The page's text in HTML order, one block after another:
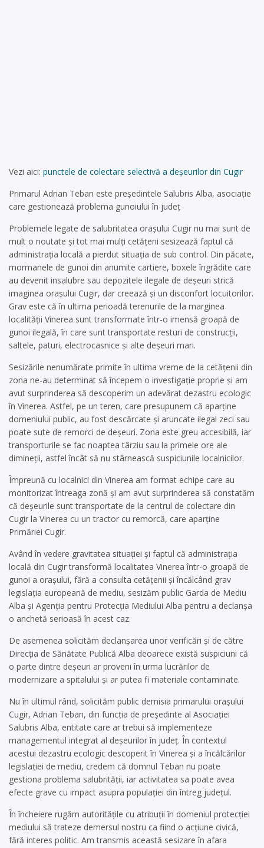
Vezi aici: punctele de colectare selectivă a deșeurilor din Cugir
Primarul Adrian Teban este preşedintele Salubris Alba, asociaţie
care gestionează problema gunoiului în judeţ
Problemele legate de salubritatea oraşului Cugir nu mai sunt de
mult o noutate şi tot mai mulţi cetăţeni sesizează faptul că
administraţia locală a pierdut situaţia de sub control. Din păcate,
mormanele de gunoi din anumite cartiere, boxele îngrădite care
au devenit insalubre sau depozitele ilegale de deşeuri strică
imaginea oraşului Cugir, dar creează şi un disconfort locuitorilor.
Grav este că în ultima perioadă terenurile de la marginea
localităţii Vinerea sunt transformate într-o imensă groapă de
gunoi ilegală, în care sunt transportate resturi de construcţii,
saltele, paturi, electrocasnice şi alte deşeuri mari.
Sesizările nenumărate primite în ultima vreme de la cetăţenii din
zona ne-au determinat să începem o investigaţie proprie şi am
avut surprinderea să descoperim un adevărat dezastru ecologic
în Vinerea. Astfel, pe un teren, care presupunem că aparţine
domeniului public, au fost descărcate şi aruncate ilegal zeci sau
poate sute de remorci de deşeuri. Zona este greu accesibilă, iar
transporturile se fac noaptea târziu sau la primele ore ale
dimineţii, astfel încât să nu stârnească suspiciunile localnicilor.
Împreună cu localnici din Vinerea am format echipe care au
monitorizat întreaga zonă şi am avut surprinderea să constatăm
că deşeurile sunt transportate de la centrul de colectare din
Cugir la Vinerea cu un tractor cu remorcă, care aparţine
Primăriei Cugir.
Având în vedere gravitatea situaţiei şi faptul că administraţia
locală din Cugir transformă localitatea Vinerea într-o groapă de
gunoi a oraşului, fără a consulta cetăţenii şi încălcând grav
legislaţia europeană de mediu, sesizăm public Garda de Mediu
Alba şi Agenţia pentru Protecţia Mediului Alba pentru a declanşa
o anchetă serioasă în acest caz.
De asemenea solicităm declanşarea unor verificări şi de către
Direcţia de Sănătate Publică Alba deoarece există suspiciuni că
o parte dintre deşeuri ar proveni în urma lucrărilor de
modernizare a spitalului şi ar putea fi materiale contaminate.
Nu în ultimul rând, solicităm public demisia primarului oraşului
Cugir, Adrian Teban, din funcţia de preşedinte al Asociaţiei
Salubris Alba, entitate care ar trebui să implementeze
managementul integrat al deşeurilor în judeţ. În contextul
acestui dezastru ecologic descoperit în Vinerea şi a încălcărilor
legislaţiei de mediu, credem că domnul Teban nu poate
gestiona problema salubrităţii, iar activitatea sa poate avea
efecte grave cu impact asupra populaţiei din întreg judeţul.
În încheiere rugăm autorităţile cu atribuţii în domeniul protecţiei
mediului să trateze demersul nostru ca fiind o acţiune civică,
fără interes politic. Am transmis această sesizare în afara